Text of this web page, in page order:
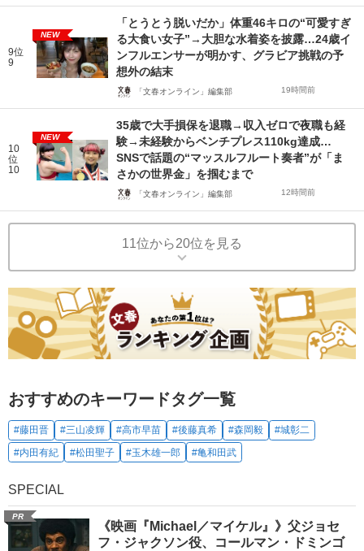
9位
9
NEW
「とうとう脱いだか」体重46キロの“可愛すぎ
る大食い女子”→大胆な水着姿を披露…24歳イ
ンフルエンサーが明かす、グラビア挑戦の予
想外の結末
「文春オンライン」編集部 19時間前
10
位
10
NEW
35歳で大手損保を退職→収入ゼロで夜職も経
験→未経験からベンチプレス110kg達成…
SNSで話題の“マッスルフルート奏者”が「ま
さかの世界金」を掴むまで
「文春オンライン」編集部 12時間前
11位から20位を見る
おすすめのキーワードタグ一覧
#藤田晋 #三山凌輝 #高市早苗 #後藤真希 #森岡毅
#城彰二
#内田有紀
#松田聖子 #玉木雄一郎 #亀和田武
SPECIAL
PR
《映画『Michael／マイケル』》父ジョセ
フ・ジャクソン役、コールマン・ドミンゴ